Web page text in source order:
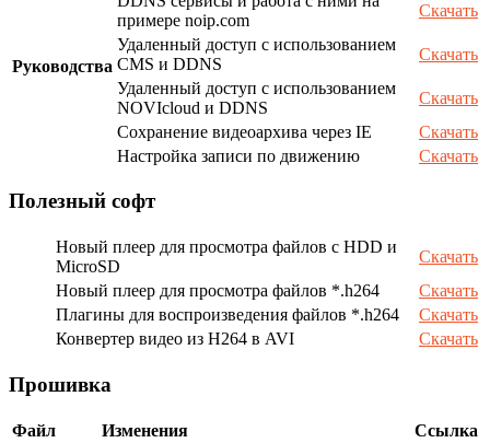
Руководства
примере noip.com
Скачать
Удаленный доступ с использованием
CMS и DDNS
Скачать
Удаленный доступ с использованием
NOVIcloud и DDNS
Скачать
Сохранение видеоархива через IE
Скачать
Настройка записи по движению
Скачать
Полезный софт
Новый плеер для просмотра файлов с HDD и
MicroSD
Скачать
Новый плеер для просмотра файлов *.h264
Скачать
Плагины для воспроизведения файлов *.h264
Скачать
Конвертер видео из H264 в AVI
Скачать
Прошивка
Файл Изменения
Ссылка